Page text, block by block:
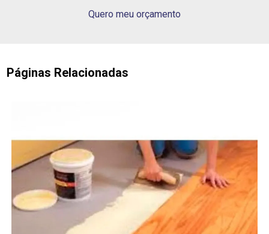
Quero meu orçamento
Páginas Relacionadas